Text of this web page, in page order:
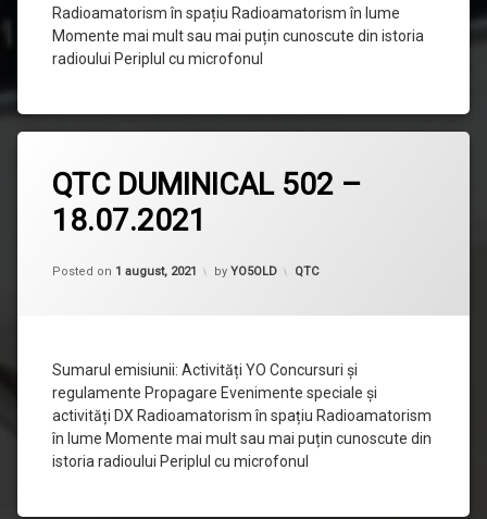
Radioamatorism în spațiu Radioamatorism în lume
Momente mai mult sau mai puțin cunoscute din istoria
radioului Periplul cu microfonul
QTC DUMINICAL 502 –
18.07.2021
Posted on 1 august, 2021 by YO5OLD Categorii:
QTC
Sumarul emisiunii: Activități YO Concursuri și
regulamente Propagare Evenimente speciale și
activități DX Radioamatorism în spațiu Radioamatorism
în lume Momente mai mult sau mai puțin cunoscute din
istoria radioului Periplul cu microfonul
un
comentariu
la
QTC
502